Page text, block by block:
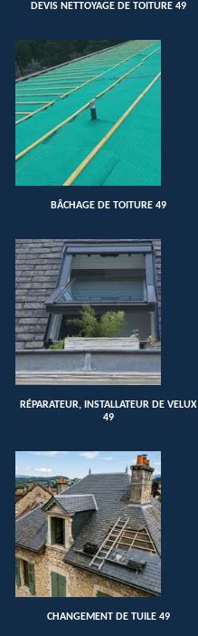
DEVIS NETTOYAGE DE TOITURE 49
BÂCHAGE DE TOITURE 49
RÉPARATEUR, INSTALLATEUR DE VELUX
49
CHANGEMENT DE TUILE 49